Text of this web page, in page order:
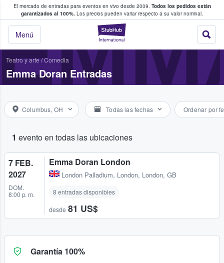
El mercado de entradas para eventos en vivo desde 2009. Todos los pedidos están
garantizados al 100%. Los precios pueden variar respecto a su valor nominal.
StubHub:
Menú
y venta de entradas entre fans
Teatro y arte/Comedia
Emma Doran Entradas
Columbus, OH Todas las fechas Ordenar por
1 evento en todas las ubicaciones
7 FEB.
2027
DOM.
8:00 p. m.
Emma Doran London
London Palladium, London, London, GB
8 entradas disponibles
desde 81 US$
Garantía 100%